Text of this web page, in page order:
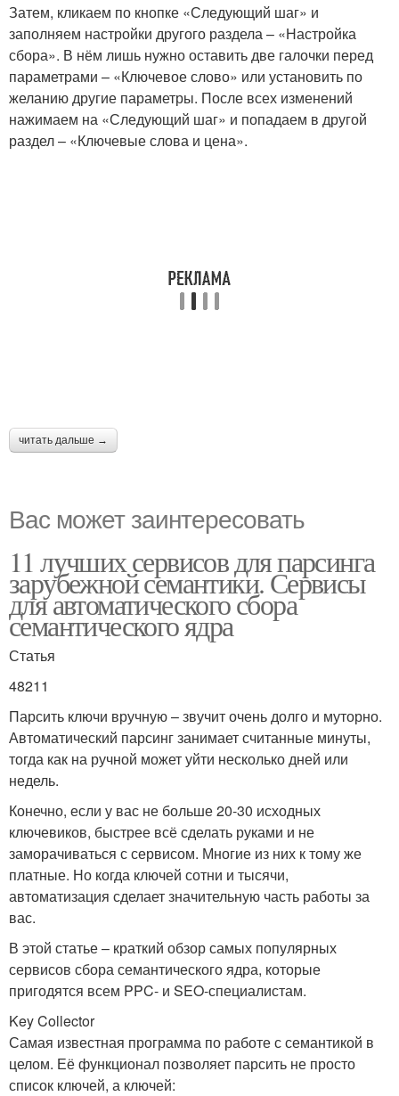
Затем, кликаем по кнопке «Следующий шаг» и
заполняем настройки другого раздела – «Настройка
сбора». В нём лишь нужно оставить две галочки перед
параметрами – «Ключевое слово» или установить по
желанию другие параметры. После всех изменений
нажимаем на «Следующий шаг» и попадаем в другой
раздел – «Ключевые слова и цена».
читать дальше →
Вас может заинтересовать
11 лучших сервисов для парсинга
зарубежной семантики. Сервисы
для автоматического сбора
семантического ядра
Статья
48211
Парсить ключи вручную – звучит очень долго и муторно.
Автоматический парсинг занимает считанные минуты,
тогда как на ручной может уйти несколько дней или
недель.
Конечно, если у вас не больше 20-30 исходных
ключевиков, быстрее всё сделать руками и не
заморачиваться с сервисом. Многие из них к тому же
платные. Но когда ключей сотни и тысячи,
автоматизация сделает значительную часть работы за
вас.
В этой статье – краткий обзор самых популярных
сервисов сбора семантического ядра, которые
пригодятся всем PPC- и SEO-специалистам.
Key Collector
Самая известная программа по работе с семантикой в
целом. Её функционал позволяет парсить не просто
список ключей, а ключей: